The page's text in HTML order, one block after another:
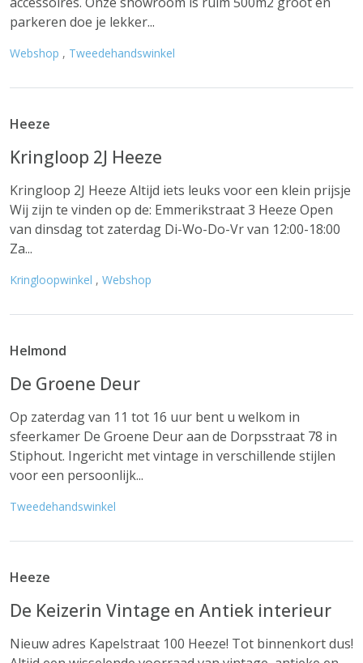
parkeren doe je lekker...
Webshop , Tweedehandswinkel
Heeze
Kringloop 2J Heeze
Kringloop 2J Heeze Altijd iets leuks voor een klein prijsje
Wij zijn te vinden op de: Emmerikstraat 3 Heeze Open
van dinsdag tot zaterdag Di-Wo-Do-Vr van 12:00-18:00
Za...
Kringloopwinkel , Webshop
Helmond
De Groene Deur
Op zaterdag van 11 tot 16 uur bent u welkom in
sfeerkamer De Groene Deur aan de Dorpsstraat 78 in
Stiphout. Ingericht met vintage in verschillende stijlen
voor een persoonlijk...
Tweedehandswinkel
Heeze
De Keizerin Vintage en Antiek interieur
Nieuw adres Kapelstraat 100 Heeze! Tot binnenkort dus!